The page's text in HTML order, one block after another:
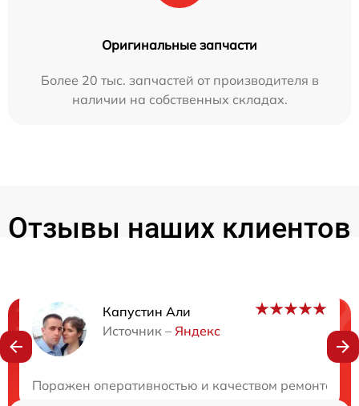
Оригинальные запчасти
Более 20 тыс. запчастей от производителя в
наличии на собственных складах.
Отзывы наших клиентов
Капустин Али
Источник – Яндекс
Поражен оперативностью и качеством ремонта,
Нужна консультация?